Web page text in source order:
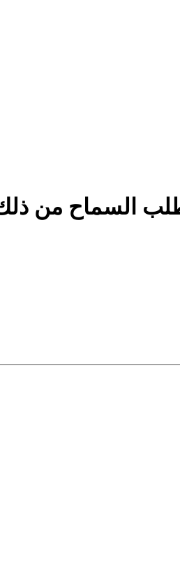
السماح من